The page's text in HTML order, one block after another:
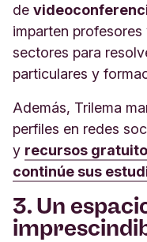
de
imparten
sectores para
particulares y
Además, Trilema
perfiles en redes
y recursos
continúe sus
3. Un